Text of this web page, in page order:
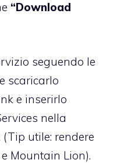
“Download
seguendo le
scaricarlo
e inserirlo
nella
(Tip utile: rendere
Mountain Lion).